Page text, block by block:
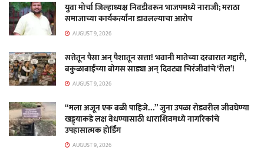
युवा मोर्चा जिल्हाध्यक्ष निवडीवरून भाजपमध्ये नाराजी; मराठा
समाजाच्या कार्यकर्त्यांना डावलल्याचा आरोप
AUGUST 9, 2026
सत्तेतून पैसा अन् पैशातून सत्ता! भवानी मातेच्या दरबारात गद्दारी,
बकुळाबाईंच्या बोगस साड्या अन् दिवट्या चिरंजीवांचे ‘रील’!
AUGUST 9, 2026
“मला अजून एक बळी पाहिजे…” जुना उपळा रोडवरील जीवघेण्या
खड्ड्याकडे लक्ष वेधण्यासाठी धाराशिवमध्ये नागरिकांचे
उपहासात्मक होर्डिंग
AUGUST 9, 2026